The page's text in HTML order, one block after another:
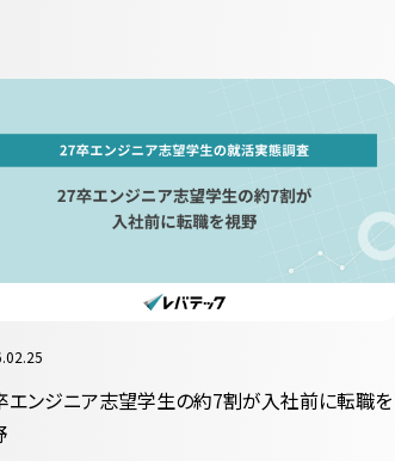
エンジニア志望学生の約7割が入社前に転職を